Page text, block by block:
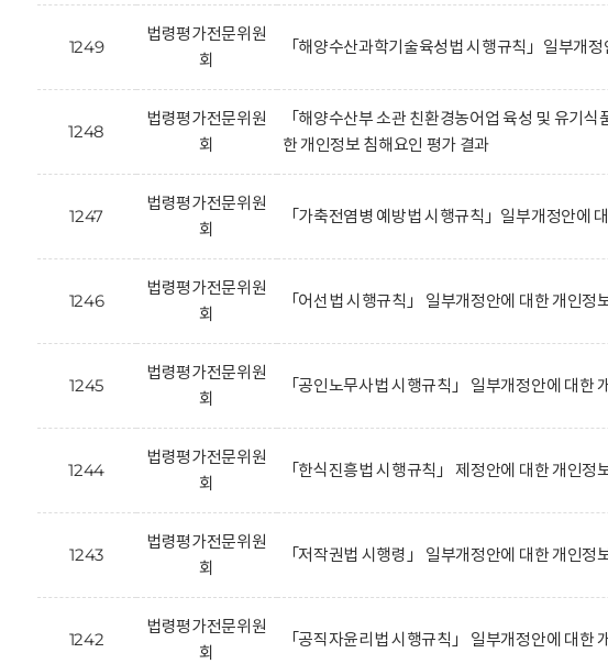
1249
법령평가전문위원
회
「해양수산과학기술육성법 시행규칙」일부개
1248
법령평가전문위원
회
「해양수산부 소관 친환경농어업 육성 및 유기
한 개인정보 침해요인 평가 결과
1247
법령평가전문위원
회
「가축전염병 예방법 시행규칙」일부개정안에
1246
법령평가전문위원
회
「어선법 시행규칙」 일부개정안에 대한 개인정
1245
법령평가전문위원
회
「공인노무사법 시행규칙」 일부개정안에 대한
1244
법령평가전문위원
회
「한식진흥법 시행규칙」 제정안에 대한 개인정
1243
법령평가전문위원
회
「저작권법 시행령」 일부개정안에 대한 개인정
1242
법령평가전문위원
회
「공직자윤리법 시행규칙」 일부개정안에 대한